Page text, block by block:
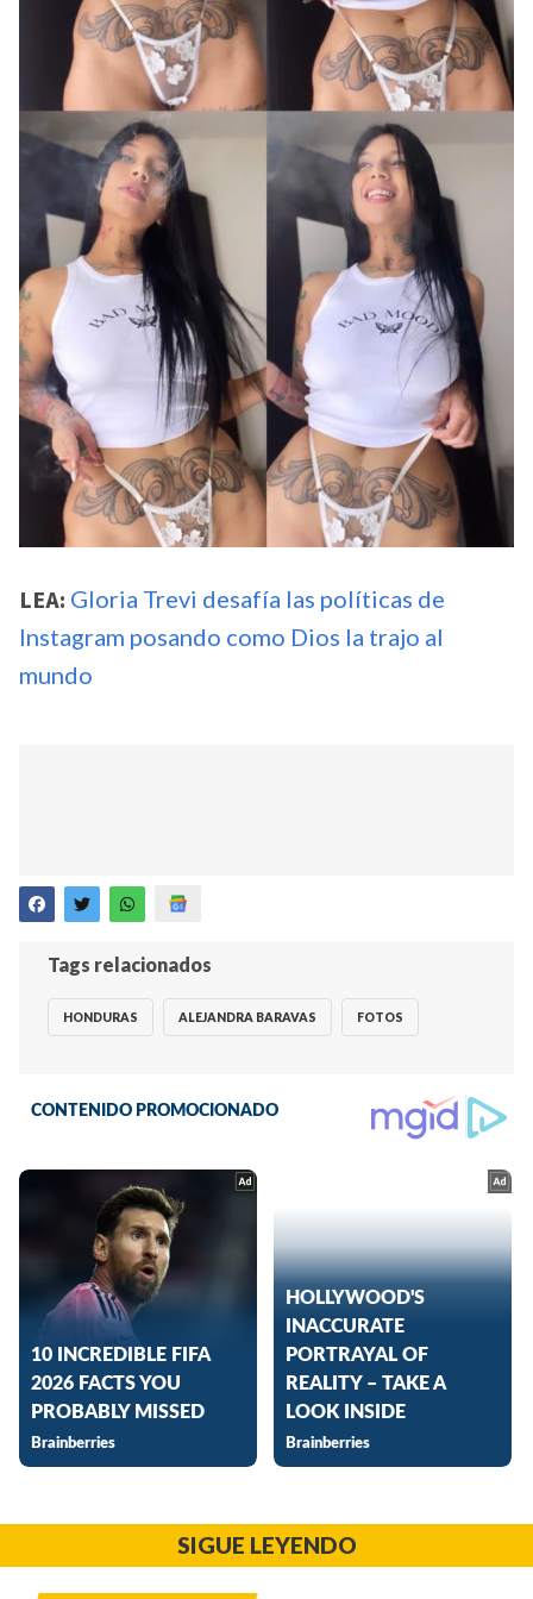
LEA: Gloria Trevi desafía las políticas de
Instagram posando como Dios la trajo al
mundo
Tags relacionados
HONDURAS ALEJANDRA BARAVAS FOTOS
SIGUE LEYENDO